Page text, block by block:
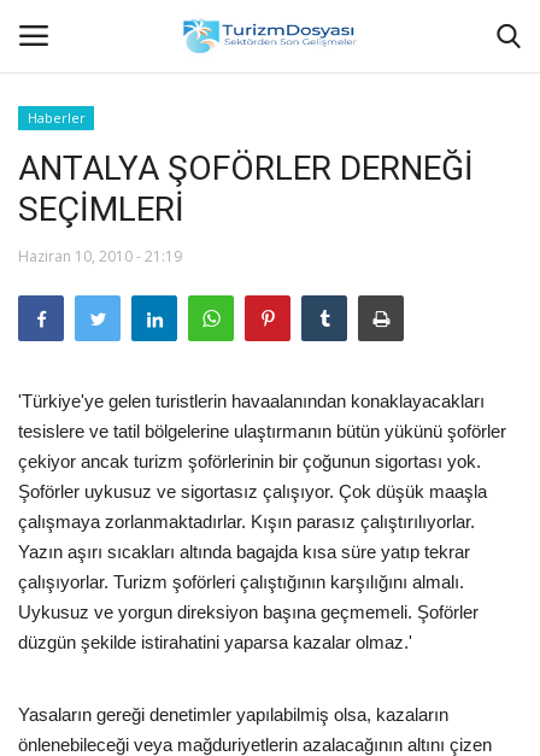
Anasayfa
Bize Ulaşın
Halil ÖNCÜ kimdir?
KVKK Aydınlatma Metni
Haberler
Görüntülü
Araştırma - İnceleme
Lezzet Durakları
Röportajlar
Haberler
ANTALYA ŞOFÖRLER DERNEĞİ
SEÇİMLERİ
Haziran 10, 2010 - 21:19
'Türkiye'ye gelen turistlerin havaalanından konaklayacakları
tesislere ve tatil bölgelerine ulaştırmanın bütün yükünü şoförler
çekiyor ancak turizm şoförlerinin bir çoğunun sigortası yok.
Şoförler uykusuz ve sigortasız çalışıyor. Çok düşük maaşla
çalışmaya zorlanmaktadırlar. Kışın parasız çalıştırılıyorlar.
Yazın aşırı sıcakları altında bagajda kısa süre yatıp tekrar
çalışıyorlar. Turizm şoförleri çalıştığının karşılığını almalı.
Uykusuz ve yorgun direksiyon başına geçmemeli. Şoförler
düzgün şekilde istirahatini yaparsa kazalar olmaz.'
Yasaların gereği denetimler yapılabilmiş olsa, kazaların
önlenebileceği veya mağduriyetlerin azalacağının altını çizen